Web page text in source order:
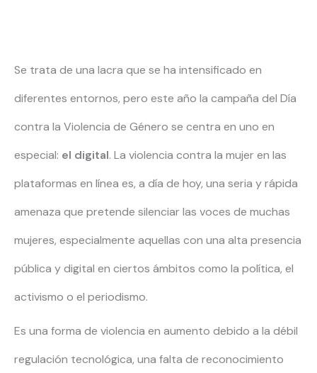
Se trata de una lacra que se ha intensificado en
diferentes entornos, pero este año la campaña del Día
contra la Violencia de Género se centra en uno en
especial: el digital. La violencia contra la mujer en las
plataformas en línea es, a día de hoy, una seria y rápida
amenaza que pretende silenciar las voces de muchas
mujeres, especialmente aquellas con una alta presencia
pública y digital en ciertos ámbitos como la política, el
activismo o el periodismo.
Es una forma de violencia en aumento debido a la débil
regulación tecnológica, una falta de reconocimiento